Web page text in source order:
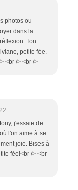
photos ou
dans la
Ton
petite fée.
<br /> <br />
j'essaie de
l'on aime à se
joie. Bises à
fée!<br /> <br